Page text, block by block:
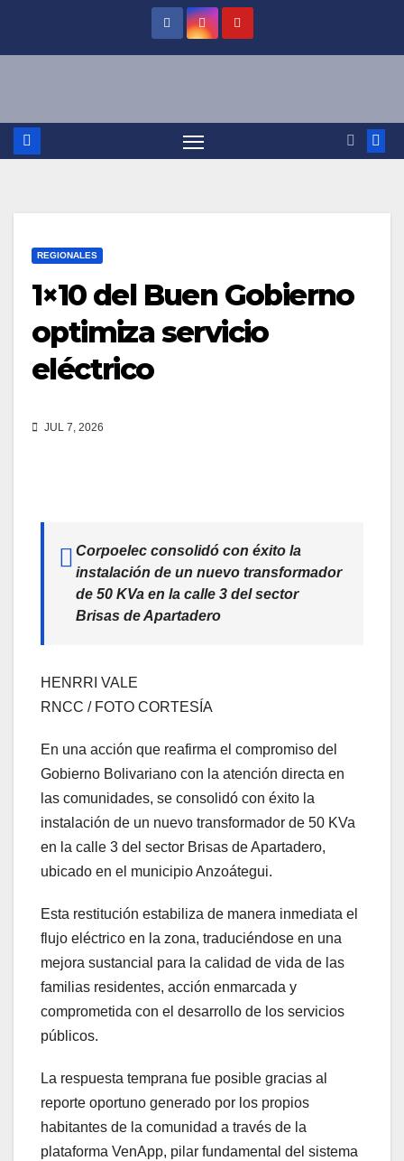
REGIONALES
1×10 del Buen Gobierno
optimiza servicio
eléctrico
JUL 7, 2026
Corpoelec consolidó con éxito la
instalación de un nuevo transformador
de 50 KVa en la calle 3 del sector
Brisas de Apartadero
HENRRI VALE
RNCC / FOTO CORTESÍA
En una acción que reafirma el compromiso del
Gobierno Bolivariano con la atención directa en
las comunidades, se consolidó con éxito la
instalación de un nuevo transformador de 50 KVa
en la calle 3 del sector Brisas de Apartadero,
ubicado en el municipio Anzoátegui.
Esta restitución estabiliza de manera inmediata el
flujo eléctrico en la zona, traduciéndose en una
mejora sustancial para la calidad de vida de las
familias residentes, acción enmarcada y
comprometida con el desarrollo de los servicios
públicos.
La respuesta temprana fue posible gracias al
reporte oportuno generado por los propios
habitantes de la comunidad a través de la
plataforma VenApp, pilar fundamental del sistema